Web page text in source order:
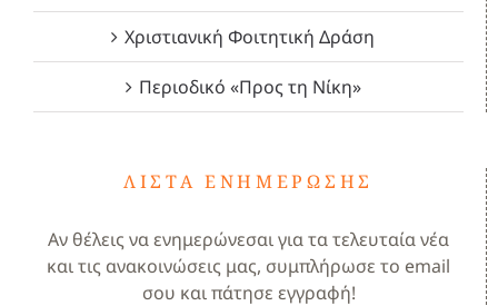
Χριστιανική Φοιτητική Δράση
Περιοδικό «Προς τη Νίκη»
ΛΊΣΤΑ ΕΝΗΜΈΡΩΣΗΣ
Αν θέλεις να ενημερώνεσαι για τα τελευταία νέα
και τις ανακοινώσεις μας, συμπλήρωσε το email
σου και πάτησε εγγραφή!